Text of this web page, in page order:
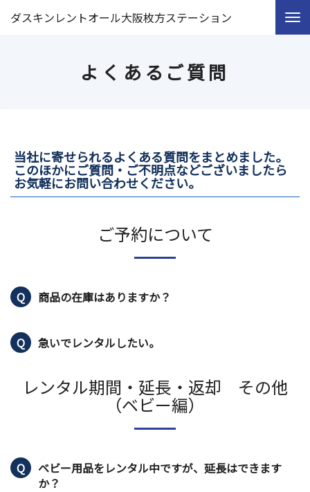
ダスキンレントオール大阪枚方ステーション
よくあるご質問
当社に寄せられるよくある質問をまとめました。
このほかにご質問・ご不明点などございましたら
お気軽にお問い合わせください。
ご予約について
商品の在庫はありますか？
急いでレンタルしたい。
レンタル期間・延長・返却 その他
（ベビー編）
ベビー用品をレンタル中ですが、延長はできます
か？